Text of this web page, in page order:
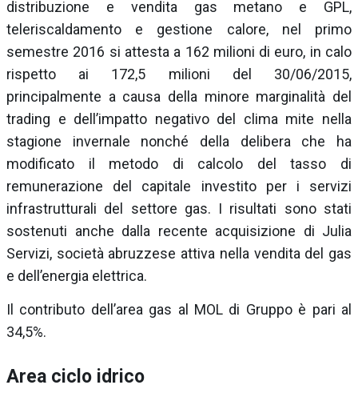
distribuzione e vendita gas metano e GPL,
teleriscaldamento e gestione calore, nel primo
semestre 2016 si attesta a 162 milioni di euro, in calo
rispetto ai 172,5 milioni del 30/06/2015,
principalmente a causa della minore marginalità del
trading e dell’impatto negativo del clima mite nella
stagione invernale nonché della delibera che ha
modificato il metodo di calcolo del tasso di
remunerazione del capitale investito per i servizi
infrastrutturali del settore gas. I risultati sono stati
sostenuti anche dalla recente acquisizione di Julia
Servizi, società abruzzese attiva nella vendita del gas
e dell’energia elettrica.
Il contributo dell’area gas al MOL di Gruppo è pari al
34,5%.
Area ciclo idrico